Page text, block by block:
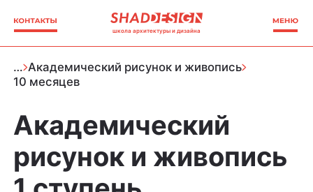
школа архитектуры и дизайна
… Академический рисунок и живопись
10 месяцев
Академический
рисунок и живопись